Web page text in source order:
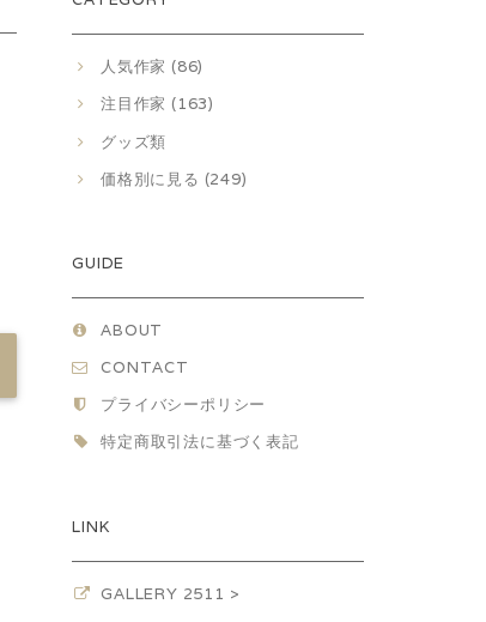
人気作家 (86)
注目作家 (163)
グッズ類
価格別に見る (249)
GUIDE
ABOUT
CONTACT
プライバシーポリシー
特定商取引法に基づく表記
LINK
GALLERY 2511 >